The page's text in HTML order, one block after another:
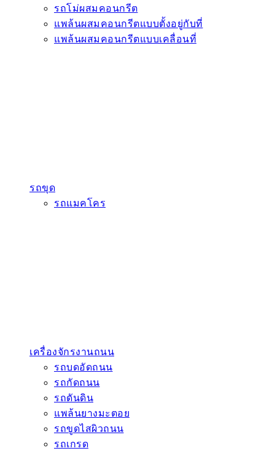
รถโม่ผสมคอนกรีต
แพล้นผสมคอนกรีตแบบตั้งอยู่กับที่
แพล้นผสมคอนกรีตแบบเคลื่อนที่
รถขุด
รถแมคโคร
เครื่องจักรงานถนน
รถบดอัดถนน
รถกัดถนน
รถดันดิน
แพล้นยางมะตอย
รถขูดไสผิวถนน
รถเกรด